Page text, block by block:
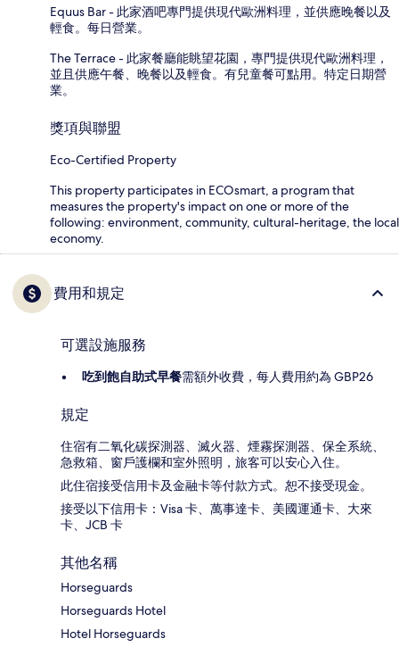
Equus Bar - 此家酒吧專門提供現代歐洲料理，並供應晚餐以及
輕食。每日營業。
The Terrace - 此家餐廳能眺望花園，專門提供現代歐洲料理，
並且供應午餐、晚餐以及輕食。有兒童餐可點用。特定日期營
業。
獎項與聯盟
Eco-Certified Property
This property participates in ECOsmart, a program that
measures the property's impact on one or more of the
following: environment, community, cultural-heritage, the local
economy.
費用和規定
可選設施服務
吃到飽自助式早餐需額外收費，每人費用約為 GBP26
規定
住宿有二氧化碳探測器、滅火器、煙霧探測器、保全系統、
急救箱、窗戶護欄和室外照明，旅客可以安心入住。
此住宿接受信用卡及金融卡等付款方式。恕不接受現金。
接受以下信用卡：Visa 卡、萬事達卡、美國運通卡、大來
卡、JCB 卡
其他名稱
Horseguards
Horseguards Hotel
Hotel Horseguards